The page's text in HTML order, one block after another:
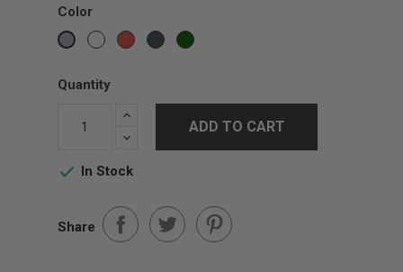
Color
Gris
WhiteRed BlackVert
Quantity
ADD TO CART
 In Stock
Share